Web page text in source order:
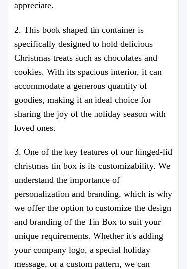
appreciate.
2. This book shaped tin container is
specifically designed to hold delicious
Christmas treats such as chocolates and
cookies. With its spacious interior, it can
accommodate a generous quantity of
goodies, making it an ideal choice for
sharing the joy of the holiday season with
loved ones.
3. One of the key features of our hinged-lid
christmas tin box is its customizability. We
understand the importance of
personalization and branding, which is why
we offer the option to customize the design
and branding of the Tin Box to suit your
unique requirements. Whether it's adding
your company logo, a special holiday
message, or a custom pattern, we can